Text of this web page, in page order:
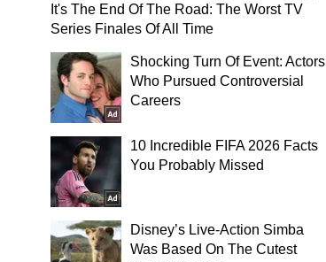
It's The End Of The Road: The Worst TV
Series Finales Of All Time
Shocking Turn Of Event: Actors
Who Pursued Controversial
Careers
10 Incredible FIFA 2026 Facts
You Probably Missed
Disney’s Live-Action Simba
Was Based On The Cutest